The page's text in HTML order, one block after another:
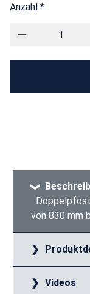
Anzahl *
von 830 mm
Videos